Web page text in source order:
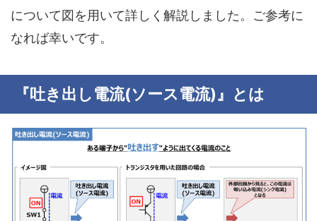
について図を用いて詳しく解説しました。ご参考に
なれば幸いです。
『吐き出し電流(ソース電流)』とは